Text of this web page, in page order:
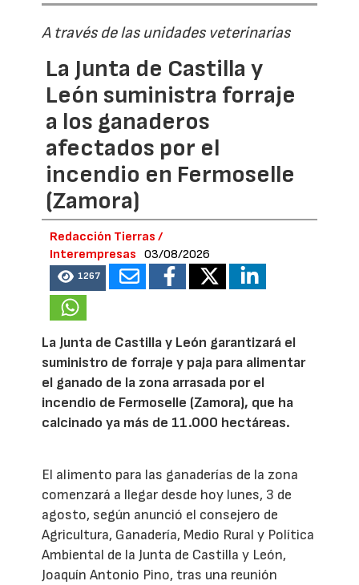
A través de las unidades veterinarias
La Junta de Castilla y
León suministra forraje
a los ganaderos
afectados por el
incendio en Fermoselle
(Zamora)
Redacción Tierras /
Interempresas
03/08/2026
1267
La Junta de Castilla y León garantizará el
suministro de forraje y paja para alimentar
el ganado de la zona arrasada por el
incendio de Fermoselle (Zamora), que ha
calcinado ya más de 11.000 hectáreas.
El alimento para las ganaderías de la zona
comenzará a llegar desde hoy lunes, 3 de
agosto, según anunció el consejero de
Agricultura, Ganadería, Medio Rural y Política
Ambiental de la Junta de Castilla y León,
Joaquín Antonio Pino, tras una reunión